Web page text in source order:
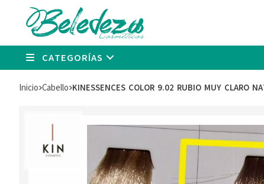
CATEGORÍAS
Inicio cabello KINESSENCES COLOR 9.02 RUBIO MUY CLARO